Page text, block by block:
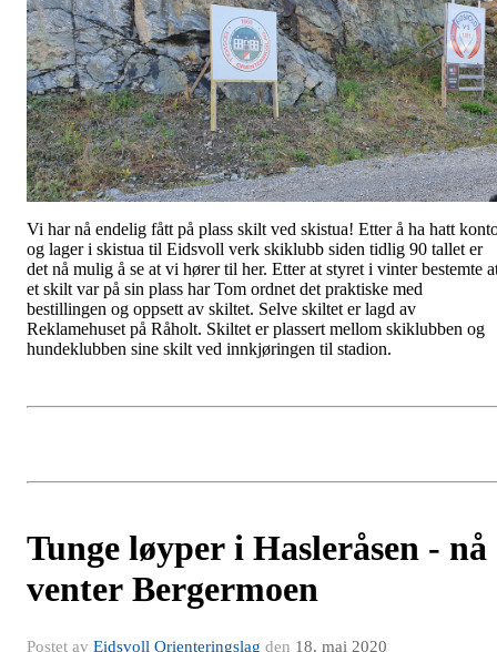
Vi har nå endelig fått på plass skilt ved skistua! Etter å ha hatt
og lager i skistua til Eidsvoll verk skiklubb siden tidlig 90 tallet er
det nå mulig å se at vi hører til her. Etter at styret i vinter bestemte
et skilt var på sin plass har Tom ordnet det praktiske med
bestillingen og oppsett av skiltet. Selve skiltet er lagd av
Reklamehuset på Råholt. Skiltet er plassert mellom skiklubben og
hundeklubben sine skilt ved innkjøringen til stadion.
Tunge løyper i Hasleråsen - nå
venter Bergermoen
Postet av Eidsvoll Orienteringslag den 18. mai 2020